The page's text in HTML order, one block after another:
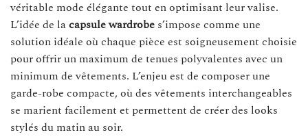
véritable mode élégante tout en optimisant leur valise.
L’idée de lacapsule wardrobe s’impose comme une
solution idéale où chaque pièce est soigneusement choisie
pour offrir un maximum de tenues polyvalentes avec un
minimum de vêtements. L’enjeu est de composer une
garde-robe compacte, où des vêtements interchangeables
se marient facilement et permettent de créer des looks
stylés du matin au soir.